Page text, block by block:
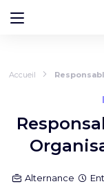
Accueil
Alternance